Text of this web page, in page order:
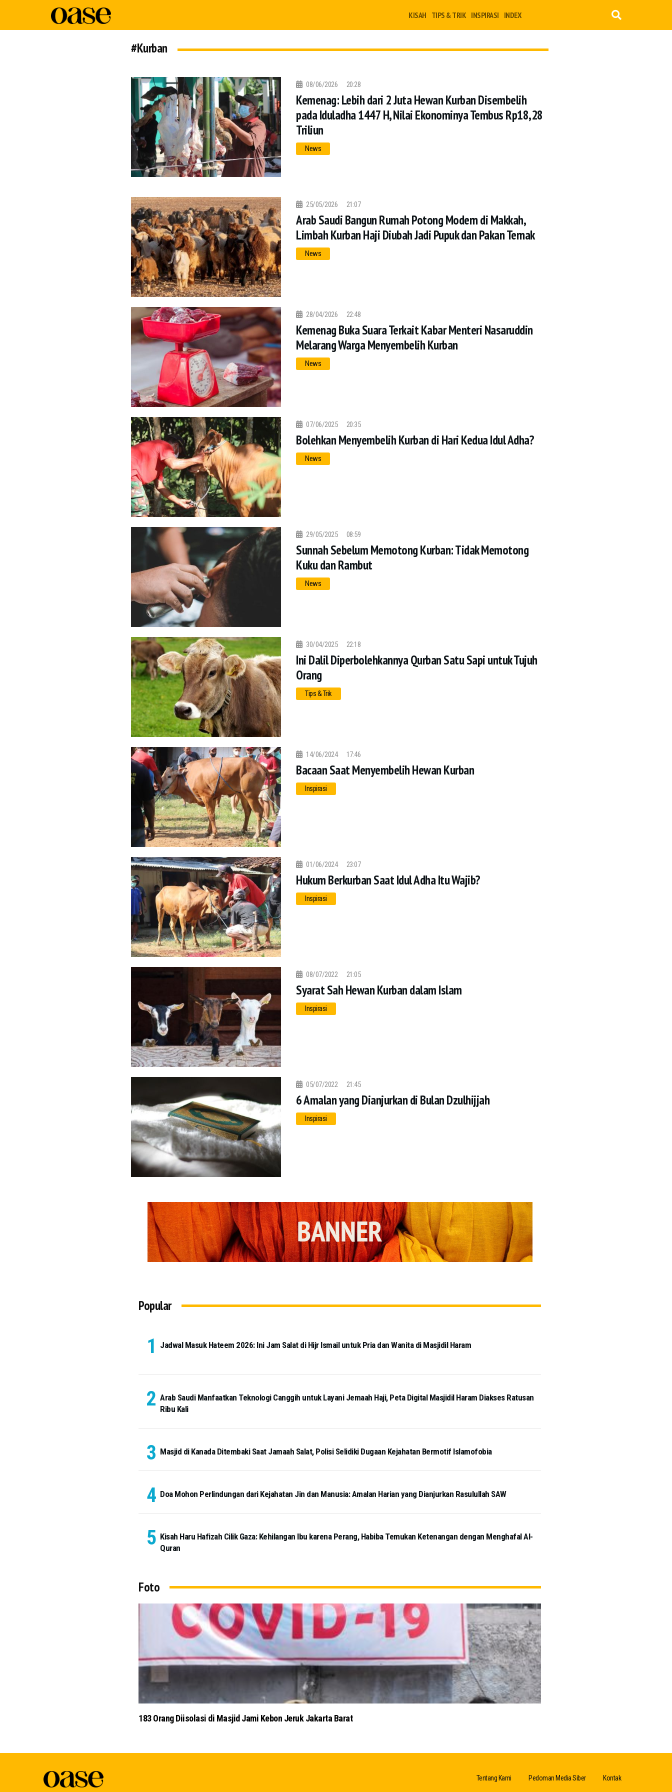
KISAH TIPS & TRIK INSPIRASI INDEX
#Kurban
08/06/2026 20:28
Kemenag: Lebih dari 2 Juta Hewan Kurban Disembelih
pada Iduladha 1447 H, Nilai Ekonominya Tembus Rp18,28
Triliun
News
25/05/2026 21:07
Arab Saudi Bangun Rumah Potong Modern di Makkah,
Limbah Kurban Haji Diubah Jadi Pupuk dan Pakan Ternak
News
28/04/2026 22:48
Kemenag Buka Suara Terkait Kabar Menteri Nasaruddin
Melarang Warga Menyembelih Kurban
News
07/06/2025 20:35
Bolehkan Menyembelih Kurban di Hari Kedua Idul Adha?
News
29/05/2025 08:59
Sunnah Sebelum Memotong Kurban: Tidak Memotong
Kuku dan Rambut
News
30/04/2025 22:18
Ini Dalil Diperbolehkannya Qurban Satu Sapi untuk Tujuh
Orang
Tips & Trik
14/06/2024 17:46
Bacaan Saat Menyembelih Hewan Kurban
Inspirasi
01/06/2024 23:07
Hukum Berkurban Saat Idul Adha Itu Wajib?
Inspirasi
08/07/2022 21:05
Syarat Sah Hewan Kurban dalam Islam
Inspirasi
05/07/2022 21:45
6 Amalan yang Dianjurkan di Bulan Dzulhijjah
Inspirasi
Popular
Jadwal Masuk Hateem 2026: Ini Jam Salat di Hijr Ismail untuk Pria dan Wanita di Masjidil Haram
Arab Saudi Manfaatkan Teknologi Canggih untuk Layani Jemaah Haji, Peta Digital Masjidil Haram Diakses Ratusan
Ribu Kali
Masjid di Kanada Ditembaki Saat Jamaah Salat, Polisi Selidiki Dugaan Kejahatan Bermotif Islamofobia
Doa Mohon Perlindungan dari Kejahatan Jin dan Manusia: Amalan Harian yang Dianjurkan Rasulullah SAW
Kisah Haru Hafizah Cilik Gaza: Kehilangan Ibu karena Perang, Habiba Temukan Ketenangan dengan Menghafal Al-
Quran
Foto
183 Orang Diisolasi di Masjid Jami Kebon Jeruk Jakarta Barat
Tentang Kami Pedoman Media Siber Kontak